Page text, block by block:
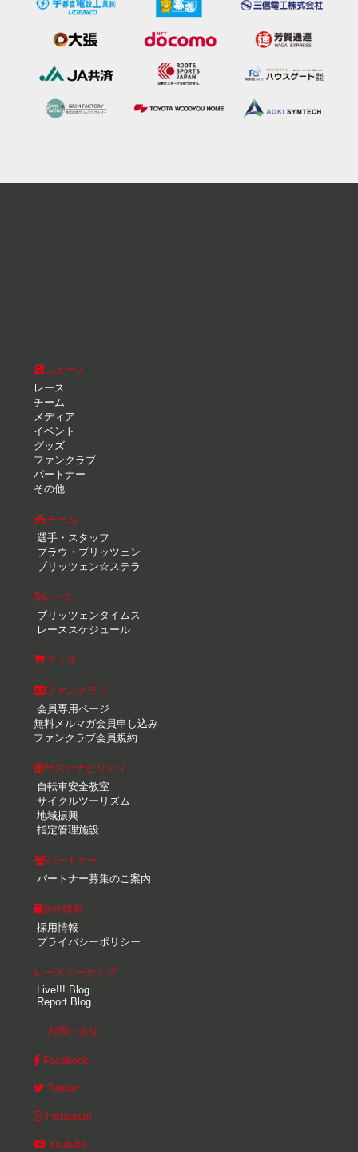
ニュース
レース
チーム
メディア
イベント
グッズ
ファンクラブ
パートナー
その他
チーム
選手・スタッフ
ブラウ・ブリッツェン
ブリッツェン☆ステラ
レース
ブリッツェンタイムス
レーススケジュール
グッズ
ファンクラブ
会員専用ページ
無料メルマガ会員申し込み
ファンクラブ会員規約
サステナビリティ
自転車安全教室
サイクルツーリズム
地域振興
指定管理施設
パートナー
パートナー募集のご案内
会社情報
採用情報
プライバシーポリシー
レースアーカイブ
Live!!! Blog
Report Blog
お問い合せ
Facebook
Twitter
Instagram
Youtube